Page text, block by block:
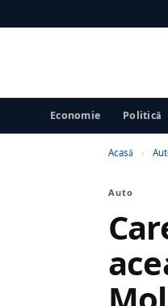
Economie Politică
Acasă ›
Auto